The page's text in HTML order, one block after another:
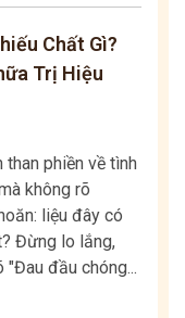
Chất Gì?
Trị Hiệu
than phiền về tình
không rõ
liệu đây có
Đừng lo lắng,
"Đau đầu chóng...